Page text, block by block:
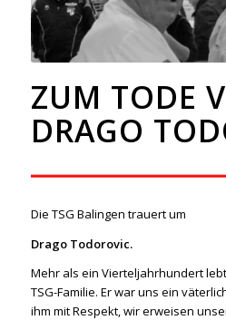
ZUM TODE
DRAGO
Die TSG Balingen trauert um
Drago Todorovic.
Mehr als ein Vierteljahrhundert
TSG-Familie. Er war uns ein
ihm mit Respekt, wir erweisen